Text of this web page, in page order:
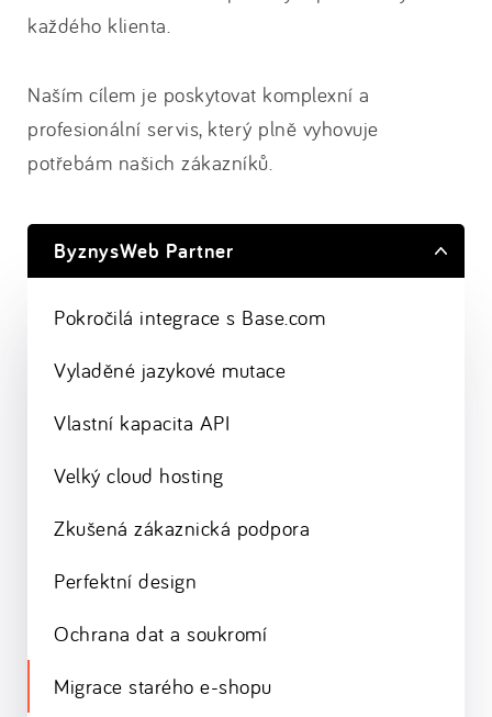
každého klienta.
Naším cílem je poskytovat komplexní a
profesionální servis, který plně vyhovuje
potřebám našich zákazníků.
ByznysWeb Partner
Pokročilá integrace s Base.com
Vyladěné jazykové mutace
Vlastní kapacita API
Velký cloud hosting
Zkušená zákaznická podpora
Perfektní design
Ochrana dat a soukromí
Migrace starého e-shopu